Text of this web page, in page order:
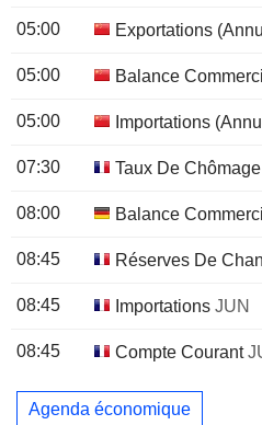
05:00 Exportations
05:00 Balance
05:00 Importations
07:30 Taux De Chômage
08:00 Balance
08:45 Réserves De
08:45 Importations JUN
08:45 Compte Courant
Agenda économique